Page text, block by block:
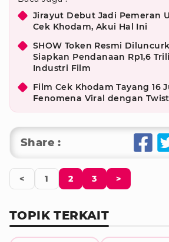
Jirayut Debut Jadi Pemeran
Cek Khodam, Akui Hal Ini
SHOW Token Resmi
Siapkan Pendanaan Rp1,6
Industri Film
Film Cek Khodam Tayang 16
Fenomena Viral dengan
Share :
< 1 2 3 >
TOPIK TERKAIT